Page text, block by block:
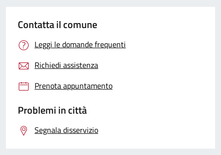
Contatta il comune
Leggi le domande frequenti
Richiedi assistenza
Prenota appuntamento
Problemi in città
Segnala disservizio